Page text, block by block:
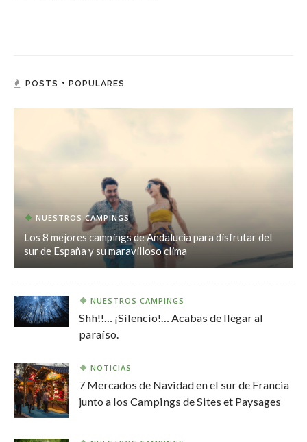
POSTS + POPULARES
NUESTROS CAMPINGS
Los 8 mejores campings de Andalucía para disfrutar del
sur de España y su maravilloso clima
NUESTROS CAMPINGS
Shh!!… ¡Silencio!… Acabas de llegar al
paraíso.
NOTICIAS
7 Mercados de Navidad en el sur de Francia
junto a los Campings de Sites et Paysages